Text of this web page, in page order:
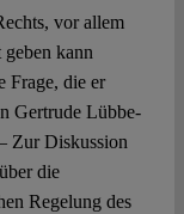
vor allem
kann
Frage, die er
Gertrude Lübbe-
Zur Diskussion
die
Regelung des